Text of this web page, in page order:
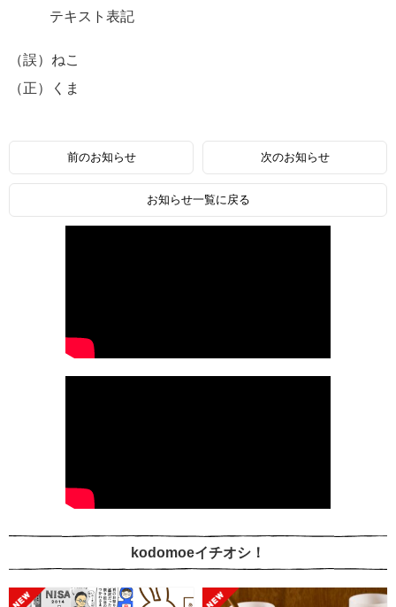
テキスト表記
（誤）ねこ
（正）くま
次のお知らせ
前のお知らせ
お知らせ一覧に戻る
kodomoeイチオシ！